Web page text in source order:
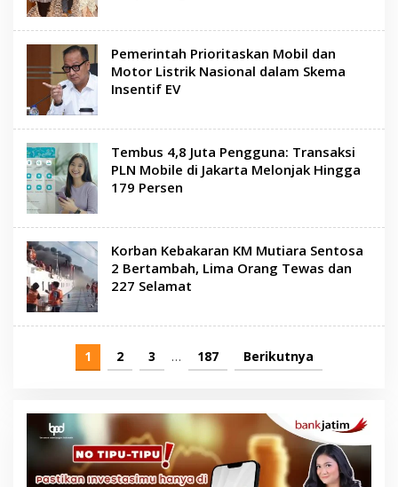
Pemerintah Prioritaskan Mobil dan
Motor Listrik Nasional dalam Skema
Insentif EV
Tembus 4,8 Juta Pengguna: Transaksi
PLN Mobile di Jakarta Melonjak Hingga
179 Persen
Korban Kebakaran KM Mutiara Sentosa
2 Bertambah, Lima Orang Tewas dan
227 Selamat
1 2 3 … 187 Berikutnya